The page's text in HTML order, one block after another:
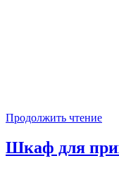
Продолжить чтение
Шкаф для